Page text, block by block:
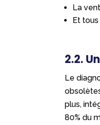
La
Et
2.2.
Le
plus,
80% du